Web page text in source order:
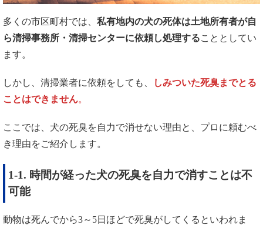
多くの市区町村では、 私有地内の犬の死体は土地所有者が自
ら清掃事務所・清掃センターに依頼し処理することとしてい
ます。
しかし、清掃業者に依頼をしても、
しみついた死臭までとる
ことはできません。
ここでは、犬の死臭を自力で消せない理由と、プロに頼むべ
き理由をご紹介します。
1-1. 時間が経った犬の死臭を自力で消すことは不
可能
動物は死んでから3～5日ほどで死臭がしてくるといわれま